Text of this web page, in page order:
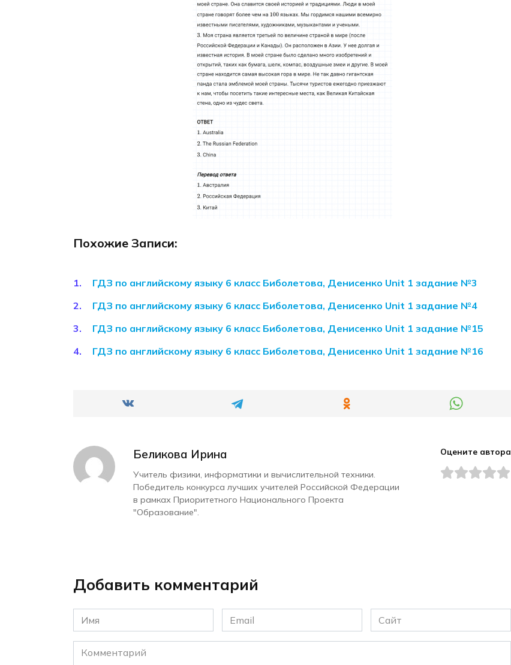
Похожие Записи:
ГДЗ по английскому языку 6 класс Биболетова, Денисенко Unit 1 задание №3
ГДЗ по английскому языку 6 класс Биболетова, Денисенко Unit 1 задание №4
ГДЗ по английскому языку 6 класс Биболетова, Денисенко Unit 1 задание №15
ГДЗ по английскому языку 6 класс Биболетова, Денисенко Unit 1 задание №16
Беликова Ирина
Учитель физики, информатики и вычислительной техники.
Победитель конкурса лучших учителей Российской Федерации
в рамках Приоритетного Национального Проекта
"Образование".
Оцените автора
Добавить комментарий
Имя
*
Email
*
Сайт
Комментарий